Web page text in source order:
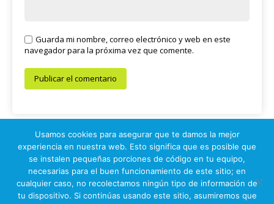
Guarda mi nombre, correo electrónico y web en este
navegador para la próxima vez que comente.
© 2026 Prueba Electrónica
IPS Auditores Informáticos (c)
Usamos cookies para asegurar que te damos la mejor
experiencia en nuestra web. Esto significa que es posible que
se instalen pequeñas porciones de código en tu equipo,
necesarias para el buen funcionamiento de este sitio; en
cualquier caso, no recolectamos ningún tipo de información de
tu dispositivo. Si continúas usando este sitio, asumiremos que